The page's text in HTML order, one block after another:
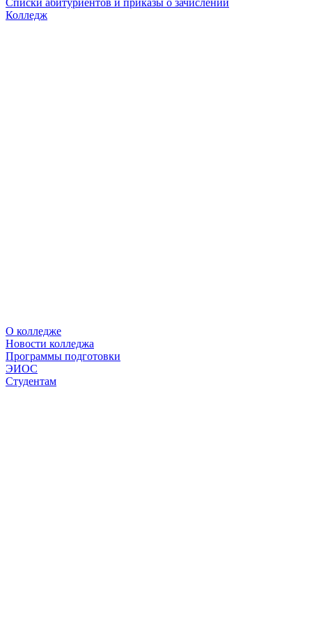
Списки абитуриентов и приказы о зачислении
Колледж
О колледже
Новости колледжа
Программы подготовки
ЭИОС
Студентам